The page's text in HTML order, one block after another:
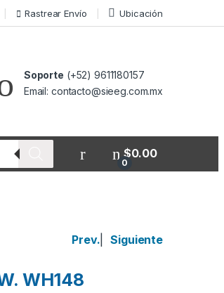
Rastrear Envío Ubicación
Soporte (+52) 9611180157
Email: contacto@sieeg.com.mx
0
$0.00
Prev. Siguiente
WH148